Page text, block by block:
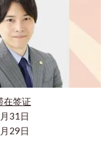
在签证
31日
29日